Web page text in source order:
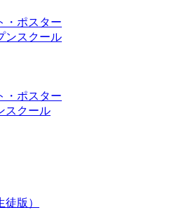
・ポスター
ンスクール
・ポスター
スクール
版）